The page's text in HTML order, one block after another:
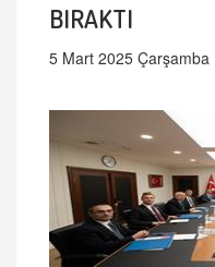
BIRAKTI
5 Mart 2025 Çarşamba